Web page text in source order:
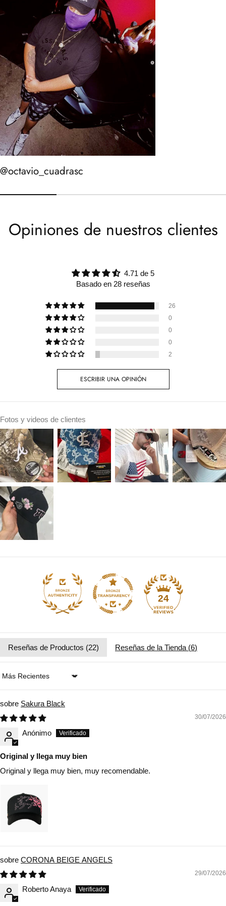
@octavio_cuadrasc
Opiniones de nuestros clientes
4.71 de 5
Basado en 28 reseñas
26
0
0
0
2
ESCRIBIR UNA OPINIÓN
Fotos y videos de clientes
24
Reseñas de Productos (22) Reseñas de la Tienda (6)
Sort by
Sakura Black
30/07/2026
Anónimo
Original y llega muy bien
Original y llega muy bien, muy recomendable.
CORONA BEIGE ANGELS
29/07/2026
Roberto Anaya